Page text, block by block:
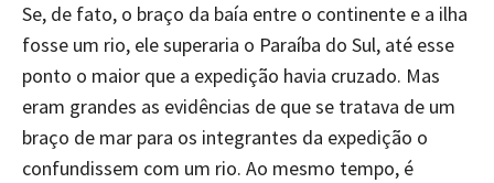
Se, de fato, o braço da baía entre o continente e a ilha
fosse um rio, ele superaria o Paraíba do Sul, até esse
ponto o maior que a expedição havia cruzado. Mas
eram grandes as evidências de que se tratava de um
braço de mar para os integrantes da expedição o
confundissem com um rio. Ao mesmo tempo, é